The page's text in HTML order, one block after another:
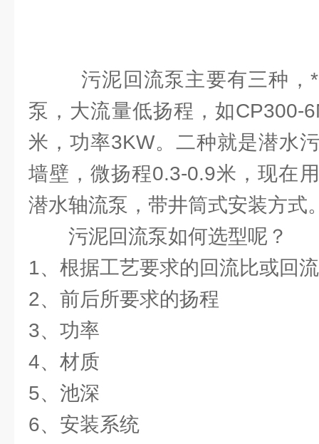
污泥回流泵主要有三种，*
泵，大流量低扬程，如CP300-
米，功率3KW。二种就是潜水
墙壁，微扬程0.3-0.9米，现在
潜水轴流泵，带井筒式安装方式
污泥回流泵如何选型呢？
1、根据工艺要求的回流比或回
2、前后所要求的扬程
3、功率
4、材质
5、池深
6、安装系统